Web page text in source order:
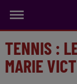
TENNIS :
MARIE